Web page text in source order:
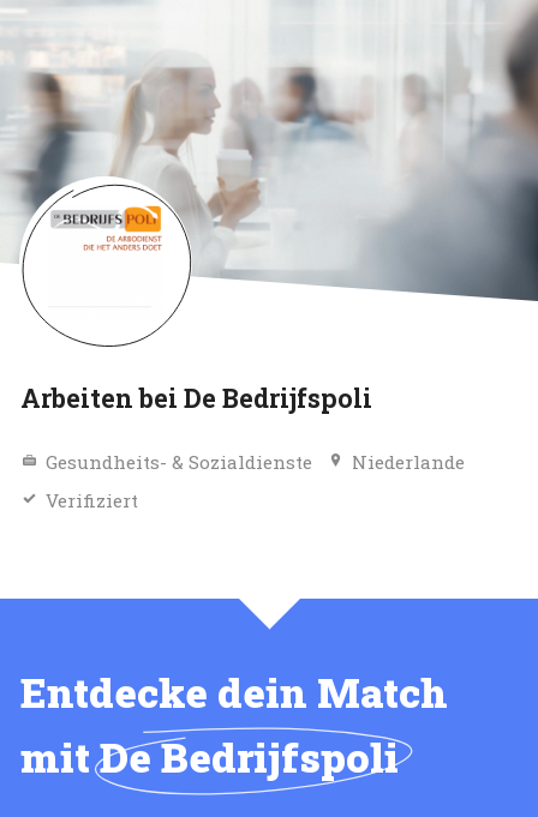
Arbeiten bei De Bedrijfspoli
Gesundheits- & Sozialdienste
Niederlande
Verifiziert
Entdecke dein Match
mitDe Bedrijfspoli